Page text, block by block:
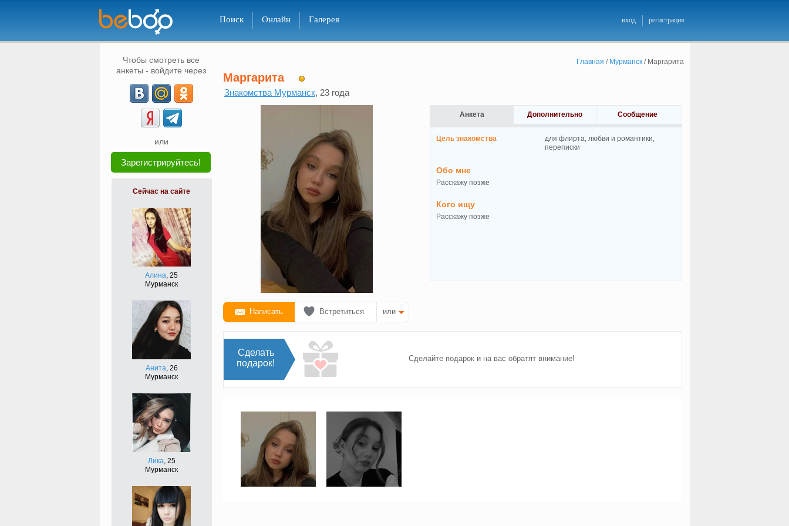
Поиск Онлайн Галерея вход регистрация
Чтобы смотреть все
анкеты - войдите через
или
Зарегистрируйтесь!
Сейчас на сайте
Алина, 25
Мурманск
Анита, 26
Мурманск
Лика, 25
Мурманск
Главная / Мурманск/ Маргарита
Маргарита
Знакомства Мурманск, 23 года
Написать Встретиться или
Анкета Дополнительно Сообщение
Цель знакомства
для флирта, любви и романтики,
переписки
Обо мне
Расскажу позже
Кого ищу
Расскажу позже
Сделать
подарок!
Сделайте подарок и на вас обратят внимание!